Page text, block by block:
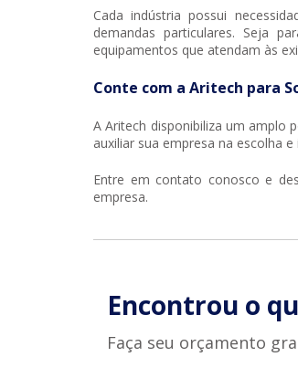
Cada indústria possui
demandas particulares. Seja
equipamentos que atendam às
Conte com a Aritech para
A Aritech disponibiliza um amplo
auxiliar sua empresa na escolha
Entre em contato conosco e
empresa.
Encontrou o
Faça seu orçamento